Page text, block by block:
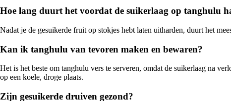
Hoe lang duurt het voordat de suikerlaag op tanghulu
Nadat je de gesuikerde fruit op stokjes hebt laten uitharden, duurt het
Kan ik tanghulu van tevoren maken en bewaren?
Het is het beste om tanghulu vers te serveren, omdat de suikerlaag na
op een koele, droge plaats.
Zijn gesuikerde druiven gezond?